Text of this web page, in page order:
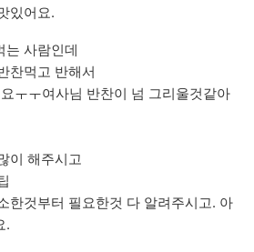
있어요.
는 사람인데
찬먹고 반해서
ㅜㅜ여사님 반찬이 넘 그리울것같아
이 해주시고
한것부터 필요한것 다 알려주시고. 아
.